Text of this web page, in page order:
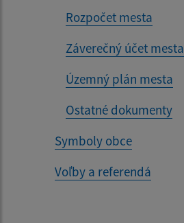
Rozpočet mesta
Záverečný účet mesta
Územný plán mesta
Ostatné dokumenty
Symboly obce
Voľby a referendá